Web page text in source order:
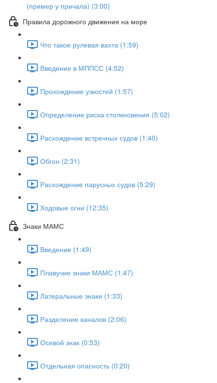
(пример у причала) (3:00)
Правила дорожного движения на море
Что такое рулевая вахта (1:59)
Введение в МППСС (4:52)
Прохождение узкостей (1:57)
Определение риска столкновения (5:02)
Расхождение встречных судов (1:40)
Обгон (2:31)
Расхождение парусных судов (5:29)
Ходовые огни (12:35)
Знаки МАМС
Введение (1:49)
Плавучие знаки МАМС (1:47)
Латеральные знаки (1:33)
Разделение каналов (2:06)
Осевой знак (0:53)
Отдельная опасность (0:20)